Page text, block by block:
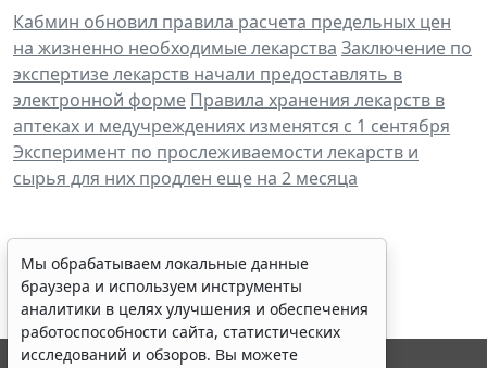
Кабмин обновил правила расчета предельных цен
на жизненно необходимые лекарства Заключение по
экспертизе лекарств начали предоставлять в
электронной форме Правила хранения лекарств в
аптеках и медучреждениях изменятся с 1 сентября
Эксперимент по прослеживаемости лекарств и
сырья для них продлен еще на 2 месяца
Мы обрабатываем локальные данные
браузера и используем инструменты
аналитики в целях улучшения и обеспечения
работоспособности сайта, статистических
исследований и обзоров. Вы можете